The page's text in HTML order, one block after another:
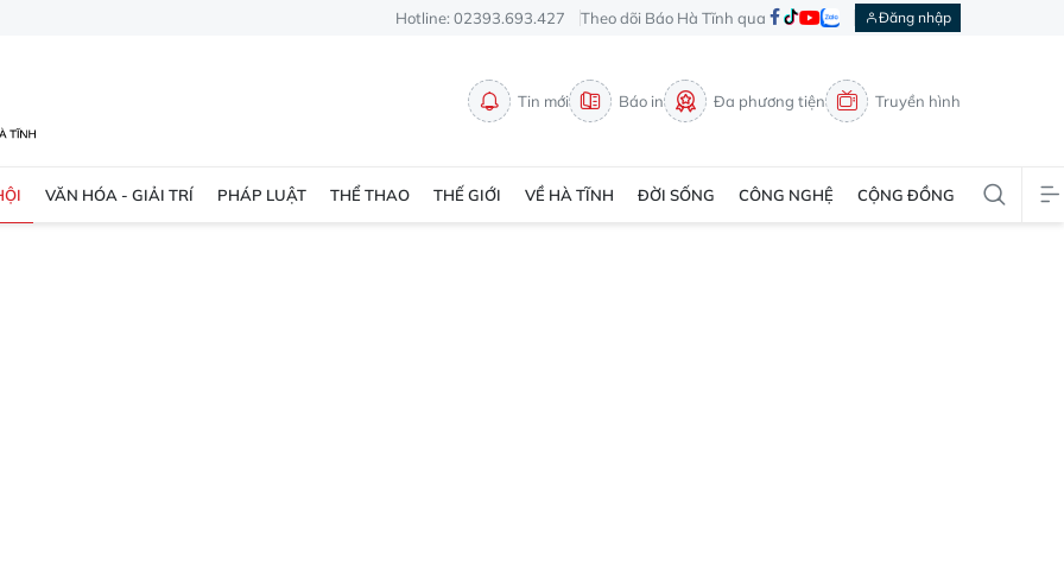
Hotline: 02393.693.427 Theo dõi Báo Hà Tĩnh qua Đăng nhập
Tin mới Báo in Đa phương tiện Truyền hình
VĂN HÓA - GIẢI TRÍ PHÁP LUẬT THỂ THAO THẾ GIỚI VỀ HÀ TĨNH ĐỜI SỐNG CÔNG NGHỆ CỘNG ĐỒNG